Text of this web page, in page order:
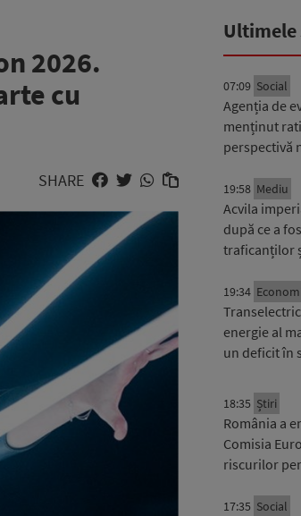
2026.
cu
SHARE
07:09 Social
Agenția de
menținut
perspectivă
19:58 Mediu
Acvila
după ce a
traficanților
19:34
energie al
un deficit în
18:35 Știri
România a
Comisia
riscurilor
17:35 Social